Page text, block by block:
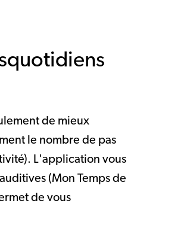
de mieux
le nombre de pas
L'application vous
(Mon Temps de
de vous